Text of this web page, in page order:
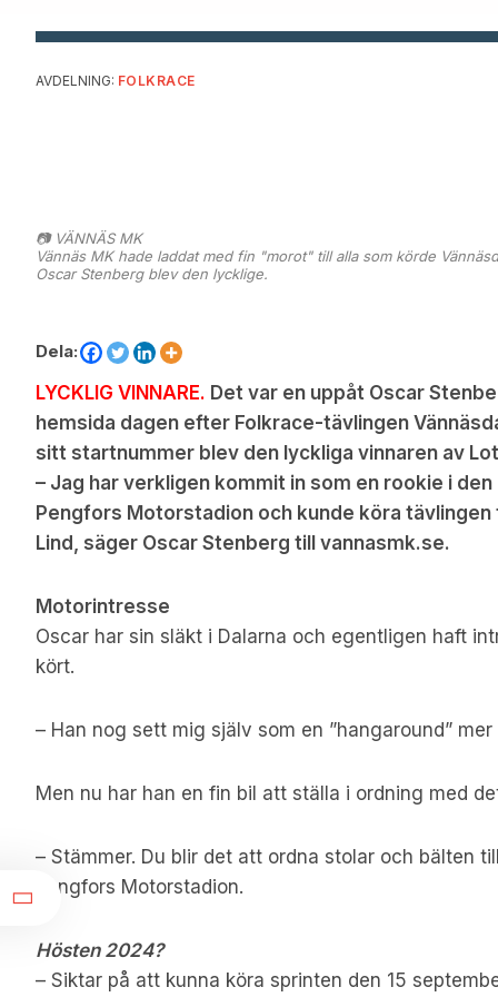
AVDELNING: FOLKRACE
📷 VÄNNÄS MK
Vännäs MK hade laddat med fin "morot" till alla som körde
Oscar Stenberg blev den lycklige.
Dela:
LYCKLIG VINNARE. Det var en uppåt Oscar
hemsida dagen efter Folkrace-tävlingen
sitt startnummer blev den lyckliga vinnaren av
– Jag har verkligen kommit in som en rookie i
Pengfors Motorstadion och kunde köra
Lind, säger Oscar Stenberg till vannasmk.se.
Motorintresse
Oscar har sin släkt i Dalarna och egentligen haft
kört.
– Han nog sett mig själv som en ”hangaround”
Men nu har han en fin bil att ställa i ordning med
– Stämmer. Du blir det att ordna stolar och bälten
Pengfors Motorstadion.
Hösten 2024?
– Siktar på att kunna köra sprinten den 15